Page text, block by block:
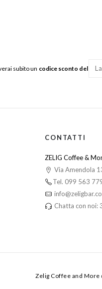
subito un codice sconto del
CONTATTI
ZELIG Coffee &
Via Amendola
Tel. 099 563
Chatta con noi:
Zelig Coffee and More